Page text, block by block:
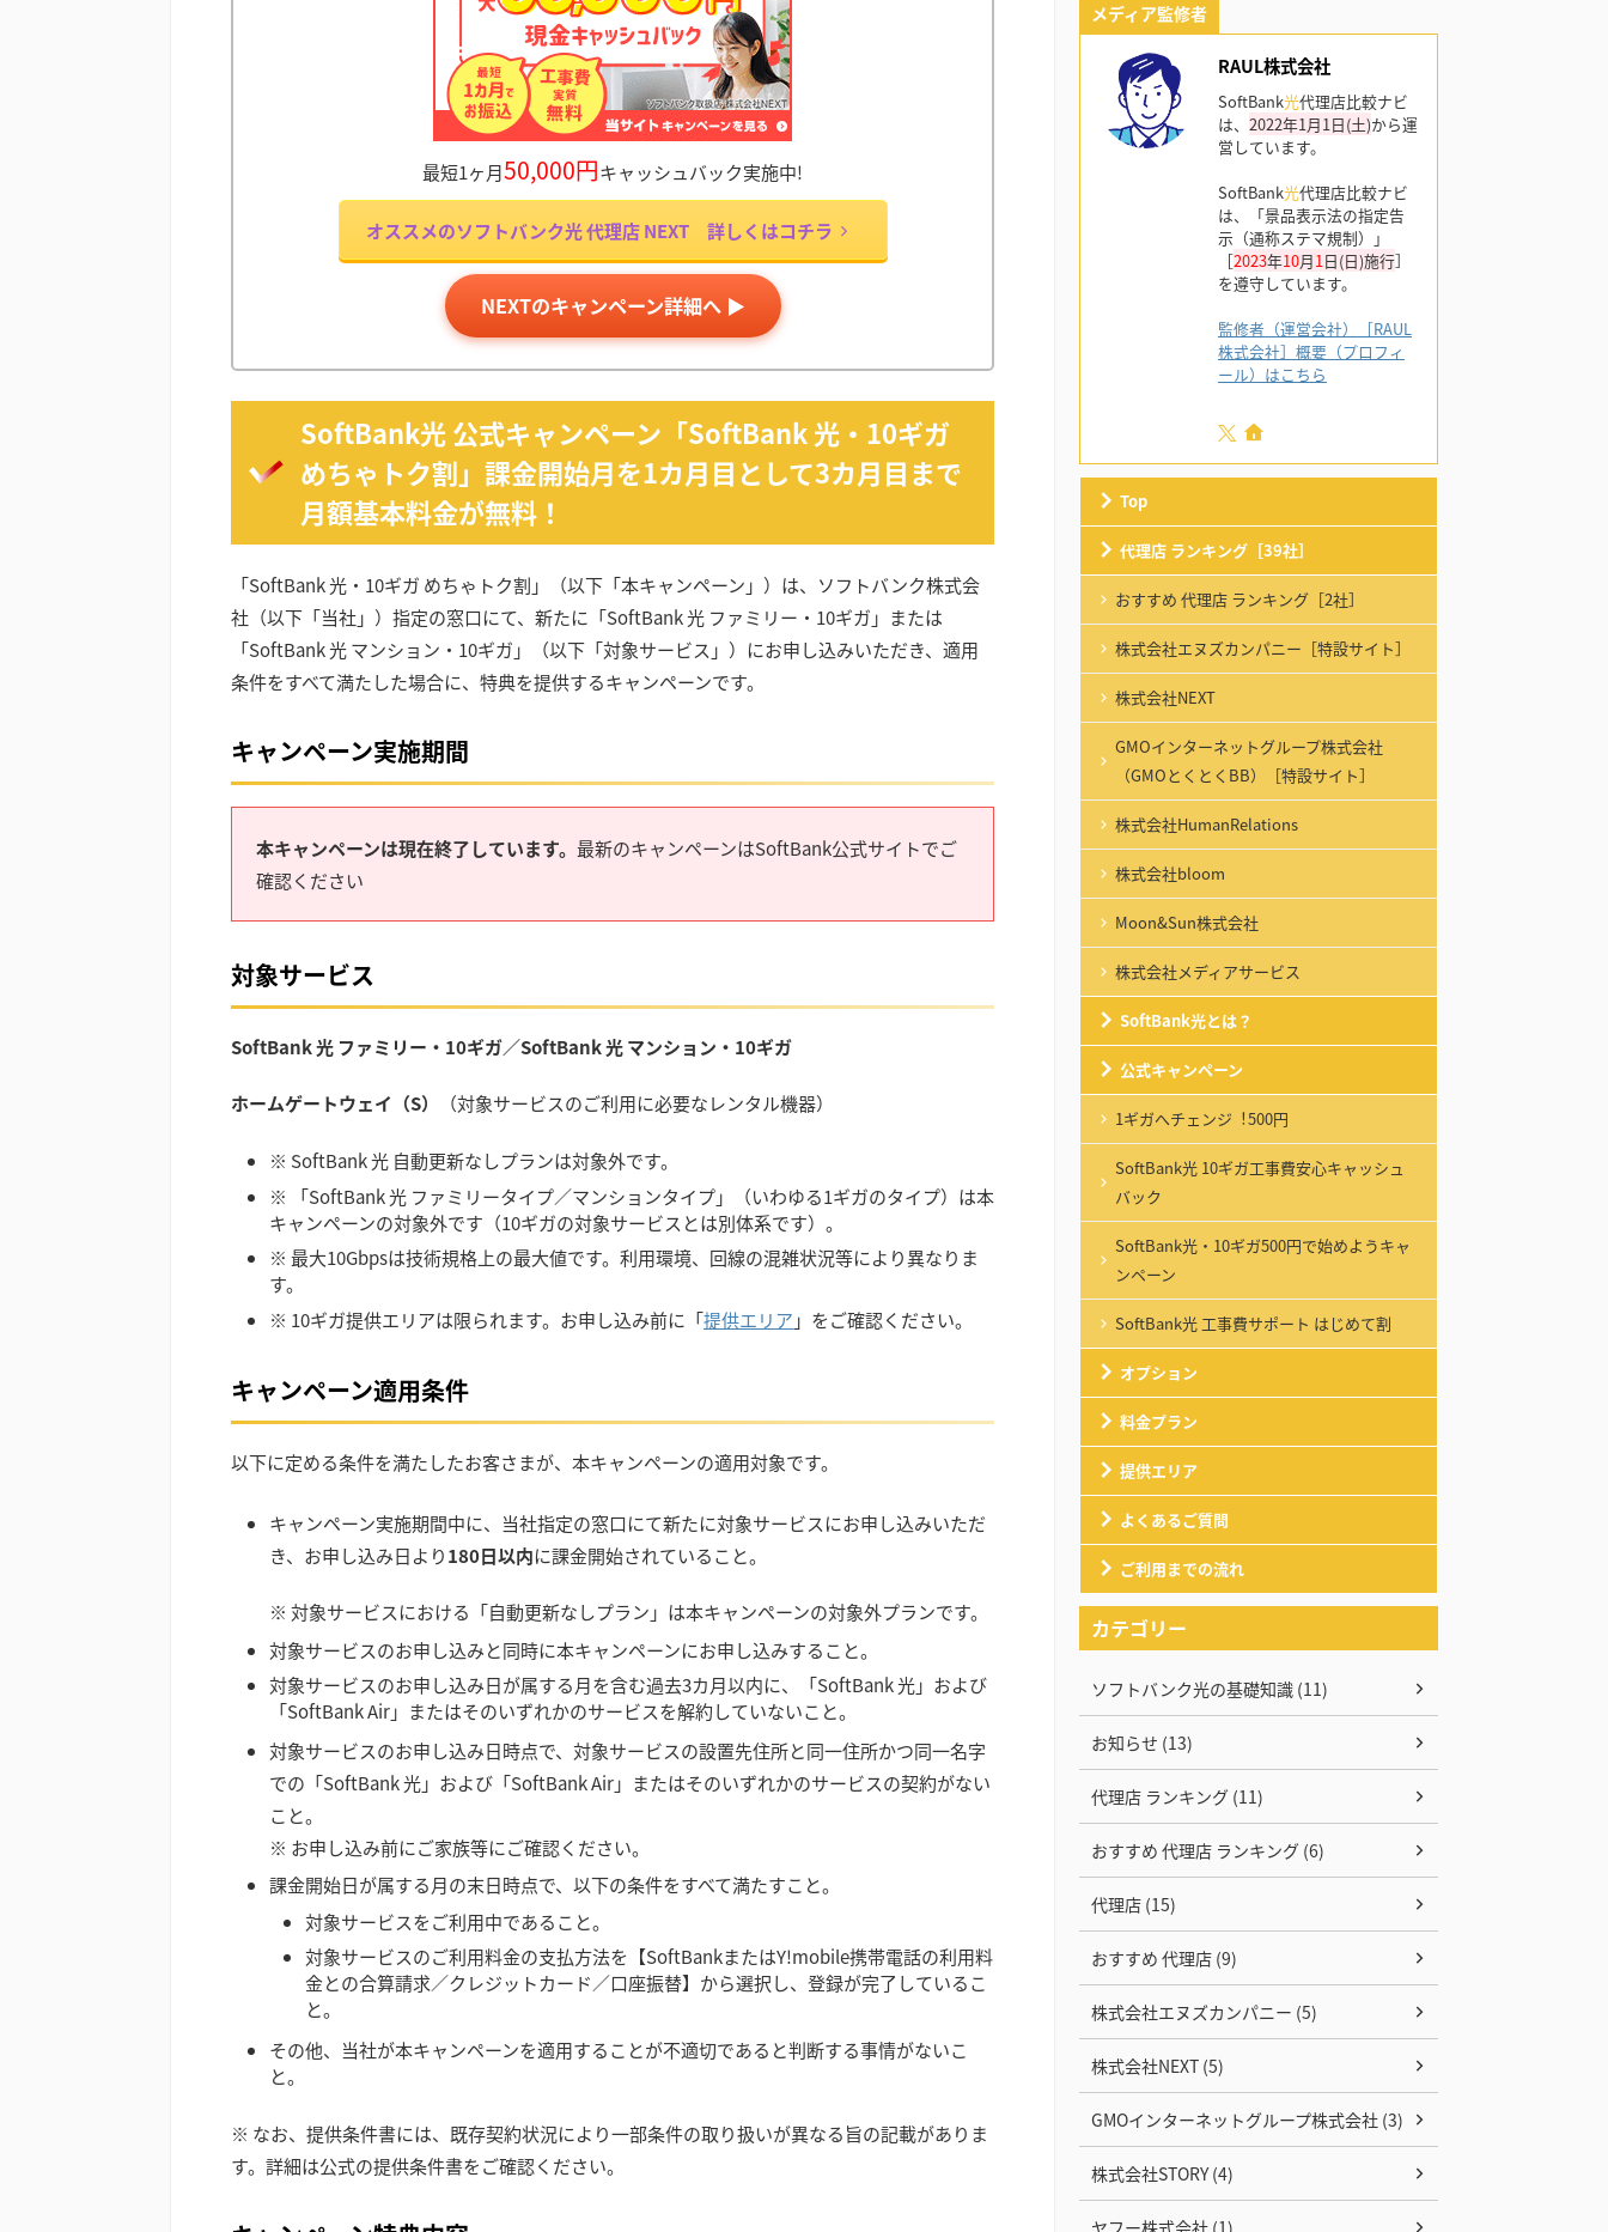
最短1ヶ月50,000円キャッシュバック実施中!
オススメのソフトバンク光 代理店 NEXT 詳しくはコチラ
NEXTのキャンペーン詳細へ ▶
SoftBank光 公式キャンペーン「SoftBank 光・10ギガ
めちゃトク割」課金開始月を1カ月目として3カ月目まで
月額基本料金が無料！
「SoftBank 光・10ギガ めちゃトク割」（以下「本キャンペーン」）は、ソフトバンク株式会
社（以下「当社」）指定の窓口にて、新たに「SoftBank 光 ファミリー・10ギガ」または
「SoftBank 光 マンション・10ギガ」（以下「対象サービス」）にお申し込みいただき、適用
条件をすべて満たした場合に、特典を提供するキャンペーンです。
キャンペーン実施期間
本キャンペーンは現在終了しています。 最新のキャンペーンはSoftBank公式サイトでご
確認ください
対象サービス
SoftBank 光 ファミリー・10ギガ／SoftBank 光 マンション・10ギガ
ホームゲートウェイ（S） （対象サービスのご利用に必要なレンタル機器）
※ SoftBank 光 自動更新なしプランは対象外です。
※ 「SoftBank 光 ファミリータイプ／マンションタイプ」（いわゆる1ギガのタイプ）は本
キャンペーンの対象外です（10ギガの対象サービスとは別体系です）。
※ 最大10Gbpsは技術規格上の最大値です。利用環境、回線の混雑状況等により異なりま
す。
※ 10ギガ提供エリアは限られます。お申し込み前に「提供エリア 」をご確認ください。
キャンペーン適用条件
以下に定める条件を満たしたお客さまが、本キャンペーンの適用対象です。
キャンペーン実施期間中に、当社指定の窓口にて新たに対象サービスにお申し込みいただ
き、お申し込み日より180日以内に課金開始されていること。
※ 対象サービスにおける「自動更新なしプラン」は本キャンペーンの対象外プランです。
対象サービスのお申し込みと同時に本キャンペーンにお申し込みすること。
対象サービスのお申し込み日が属する月を含む過去3カ月以内に、「SoftBank 光」および
「SoftBank Air」またはそのいずれかのサービスを解約していないこと。
対象サービスのお申し込み日時点で、対象サービスの設置先住所と同一住所かつ同一名字
での「SoftBank 光」および「SoftBank Air」またはそのいずれかのサービスの契約がない
こと。
※ お申し込み前にご家族等にご確認ください。
課金開始日が属する月の末日時点で、以下の条件をすべて満たすこと。
対象サービスをご利用中であること。
対象サービスのご利用料金の支払方法を【SoftBankまたはY!mobile携帯電話の利用料
金との合算請求／クレジットカード／口座振替】から選択し、登録が完了しているこ
と。
その他、当社が本キャンペーンを適用することが不適切であると判断する事情がないこ
と。
※ なお、提供条件書には、既存契約状況により一部条件の取り扱いが異なる旨の記載がありま
す。詳細は公式の提供条件書をご確認ください。
メディア監修者
RAUL株式会社
SoftBank光代理店比較ナビ
は、 2022年1月1日(土)から運
営しています。
SoftBank光代理店比較ナビ
は、「景品表示法の指定告
示（通称ステマ規制）」
［2023年10月1日(日)施行］
を遵守しています。
監修者（運営会社）［RAUL
株式会社］概要（プロフィ
ール）はこちら
Top
代理店 ランキング［39社］
おすすめ 代理店 ランキング［2社］
株式会社エヌズカンパニー［特設サイト］
株式会社NEXT
GMOインターネットグループ株式会社
（GMOとくとくBB）［特設サイト］
株式会社HumanRelations
株式会社bloom
Moon&Sun株式会社
株式会社メディアサービス
SoftBank光とは？
公式キャンペーン
1ギガへチェンジ︕500円
SoftBank光 10ギガ工事費安心キャッシュ
バック
SoftBank光・10ギガ500円で始めようキャ
ンペーン
SoftBank光 工事費サポート はじめて割
オプション
料金プラン
提供エリア
よくあるご質問
ご利用までの流れ
カテゴリー
ソフトバンク光の基礎知識 (11)
お知らせ (13)
代理店 ランキング (11)
おすすめ 代理店 ランキング (6)
代理店 (15)
おすすめ 代理店 (9)
株式会社エヌズカンパニー (5)
株式会社NEXT (5)
GMOインターネットグループ株式会社 (3)
株式会社STORY (4)
ヤフー株式会社 (1)